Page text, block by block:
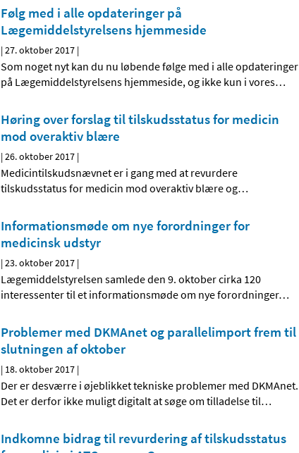
Følg med i alle opdateringer på
Lægemiddelstyrelsens hjemmeside
|27. oktober 2017 |
Som noget nyt kan du nu løbende følge med i alle opdateringer
på Lægemiddelstyrelsens hjemmeside, og ikke kun i vores…
Høring over forslag til tilskudsstatus for medicin
mod overaktiv blære
|26. oktober 2017 |
Medicintilskudsnævnet er i gang med at revurdere
tilskudsstatus for medicin mod overaktiv blære og…
Informationsmøde om nye forordninger for
medicinsk udstyr
|23. oktober 2017 |
Lægemiddelstyrelsen samlede den 9. oktober cirka 120
interessenter til et informationsmøde om nye forordninger…
Problemer med DKMAnet og parallelimport frem til
slutningen af oktober
| 18. oktober 2017 |
Der er desværre i øjeblikket tekniske problemer med DKMAnet.
Det er derfor ikke muligt digitalt at søge om tilladelse til…
Indkomne bidrag til revurdering af tilskudsstatus